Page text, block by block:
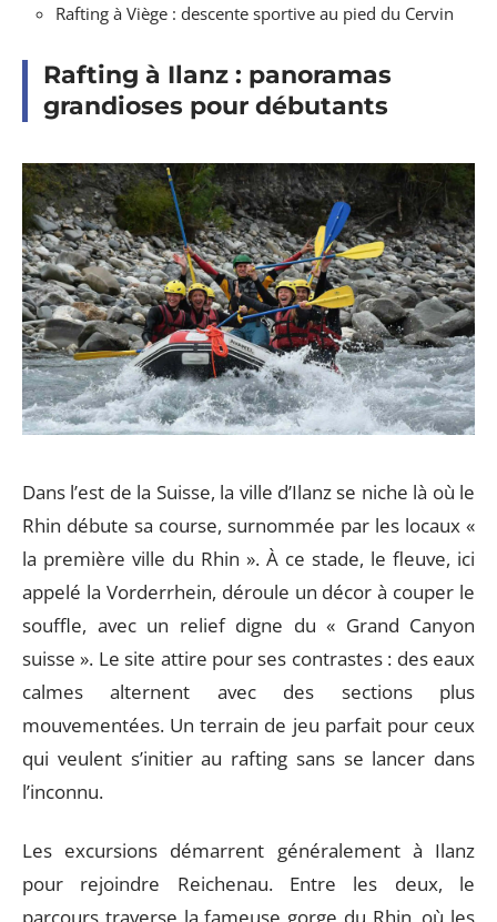
Rafting à Viège : descente sportive au pied du Cervin
Rafting à Ilanz : panoramas
grandioses pour débutants
Dans l’est de la Suisse, la ville d’Ilanz se niche là où le
Rhin débute sa course, surnommée par les locaux «
la première ville du Rhin ». À ce stade, le fleuve, ici
appelé la Vorderrhein, déroule un décor à couper le
souffle, avec un relief digne du « Grand Canyon
suisse ». Le site attire pour ses contrastes : des eaux
calmes alternent avec des sections plus
mouvementées. Un terrain de jeu parfait pour ceux
qui veulent s’initier au rafting sans se lancer dans
l’inconnu.
Les excursions démarrent généralement à Ilanz
pour rejoindre Reichenau. Entre les deux, le
parcours traverse la fameuse gorge du Rhin, où les